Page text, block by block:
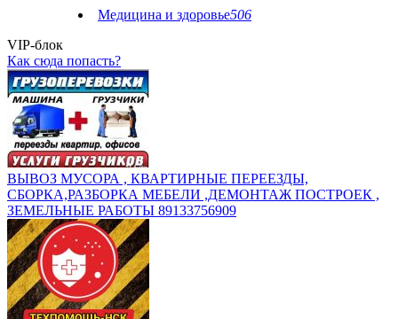
Медицина и здоровье506
VIP-блок
Как сюда попасть?
ВЫВОЗ МУСОРА , КВАРТИРНЫЕ ПЕРЕЕЗДЫ,
СБОРКА,РАЗБОРКА МЕБЕЛИ ,ДЕМОНТАЖ ПОСТРОЕК ,
ЗЕМЕЛЬНЫЕ РАБОТЫ 89133756909